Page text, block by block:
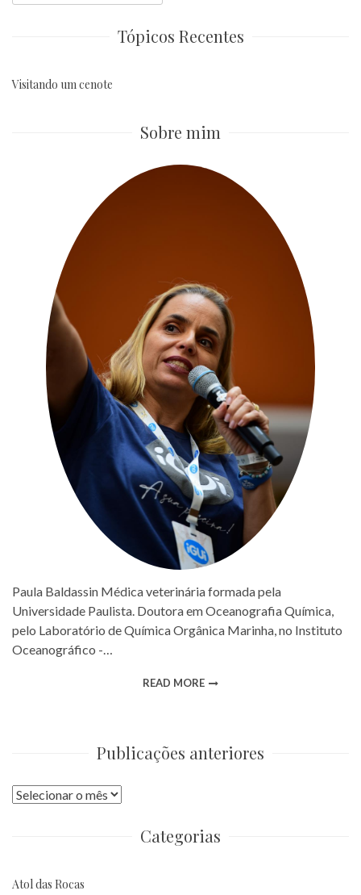
for:
Tópicos Recentes
Visitando um cenote
Sobre mim
Paula Baldassin Médica veterinária formada pela
Universidade Paulista. Doutora em Oceanografia Química,
pelo Laboratório de Química Orgânica Marinha, no Instituto
Oceanográfico -…
READ MORE
Publicações anteriores
Publicações
Categorias
Atol das Rocas